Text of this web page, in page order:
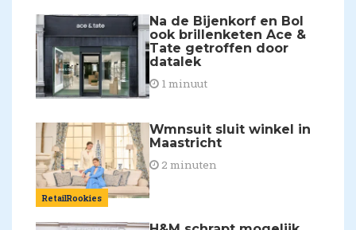
Na de Bijenkorf en Bol
ook brillenketen Ace &
Tate getroffen door
datalek
1 minuut
RetailRookies
Wmnsuit sluit winkel in
Maastricht
2 minuten